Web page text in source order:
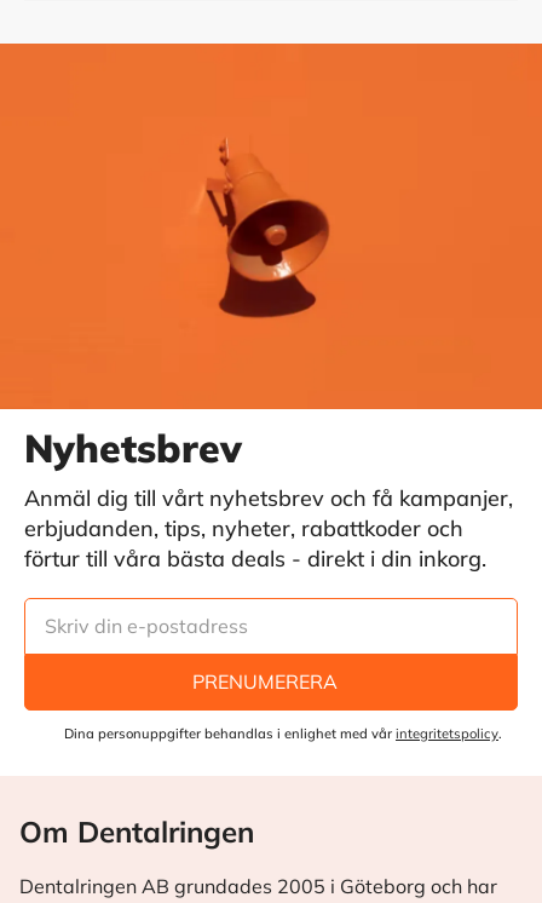
Nyhetsbrev
Anmäl dig till vårt nyhetsbrev och få kampanjer,
erbjudanden, tips, nyheter, rabattkoder och
förtur till våra bästa deals - direkt i din inkorg.
PRENUMERERA
Dina personuppgifter behandlas i enlighet med vår integritetspolicy.
Om Dentalringen
Dentalringen AB grundades 2005 i Göteborg och har